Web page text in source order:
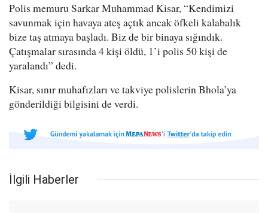
Polis memuru Sarkar Muhammad Kisar, “Kendimizi
savunmak için havaya ateş açtık ancak öfkeli kalabalık
bize taş atmaya başladı. Biz de bir binaya sığındık.
Çatışmalar sırasında 4 kişi öldü, 1’i polis 50 kişi de
yaralandı” dedi.
Kisar, sınır muhafızları ve takviye polislerin Bhola’ya
gönderildiği bilgisini de verdi.
İlgili Haberler